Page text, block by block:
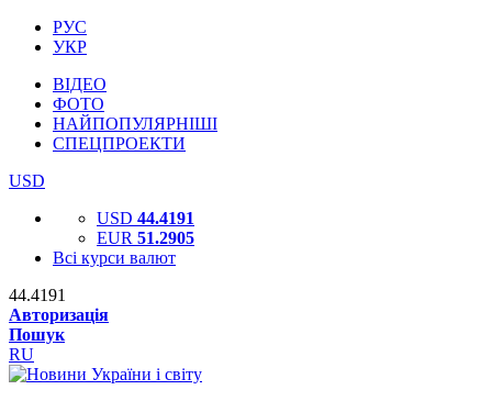
РУС
УКР
ВІДЕО
ФОТО
НАЙПОПУЛЯРНІШІ
СПЕЦПРОЕКТИ
USD
USD 44.4191
EUR 51.2905
Всі курси валют
44.4191
Авторизація
Пошук
RU